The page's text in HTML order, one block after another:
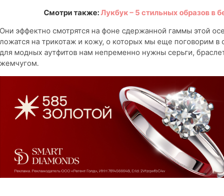
Смотри также:Лукбук – 5 стильных образов в
Они эффектно смотрятся на фоне сдержанной гаммы этой
ложатся на трикотаж и кожу, о которых мы еще поговорим в
для модных аутфитов нам непременно нужны серьги,
жемчугом.